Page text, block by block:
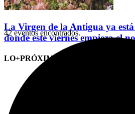
La Virgen de la Antigua ya
donde este viernes empieza el
LO+PRÓXIMO (CITAS)
42 eventos encontrados.